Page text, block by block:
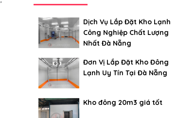
Dịch Vụ Lắp Đặt Kho Lạnh
Công Nghiệp Chất Lượng
Nhất Đà Nẵng
Đơn Vị Lắp Đặt Kho Đông
Lạnh Uy Tín Tại Đà Nẵng
Kho đông 20m3 giá tốt